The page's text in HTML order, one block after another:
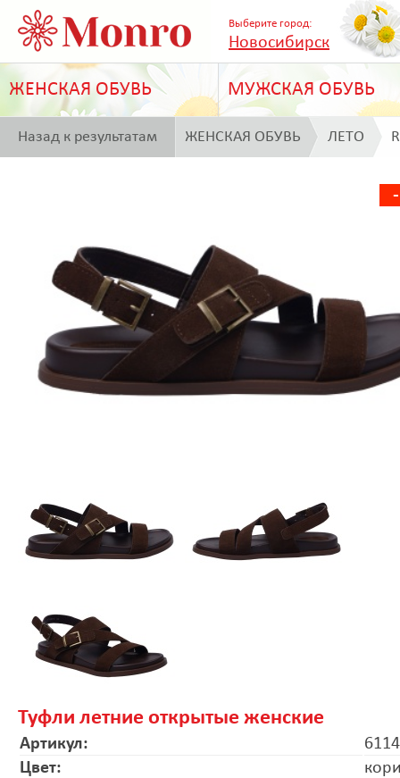
Выберите город:
Новосибирск
ЖЕНСКАЯ ОБУВЬ МУЖСКАЯ ОБУВЬ
Назад к результатам ЖЕНСКАЯ ОБУВЬ ЛЕТО
Туфли летние открытые женские
Артикул:
Цвет: